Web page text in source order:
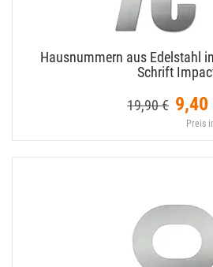
Hausnummern aus Edelstahl
Schrift
19,90 € 9,40
Preis